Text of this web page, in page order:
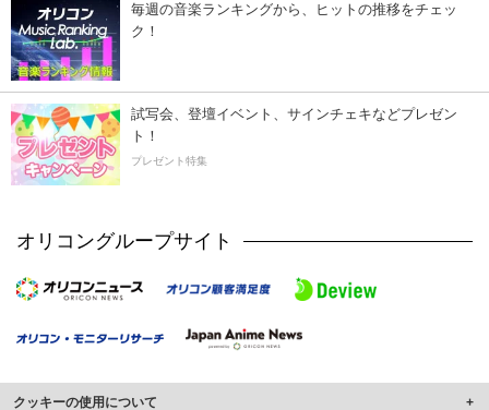
毎週の音楽ランキングから、ヒットの推移をチェッ
ク！
試写会、登壇イベント、サインチェキなどプレゼン
ト！
プレゼント特集
オリコングループサイト
クッキーの使用について